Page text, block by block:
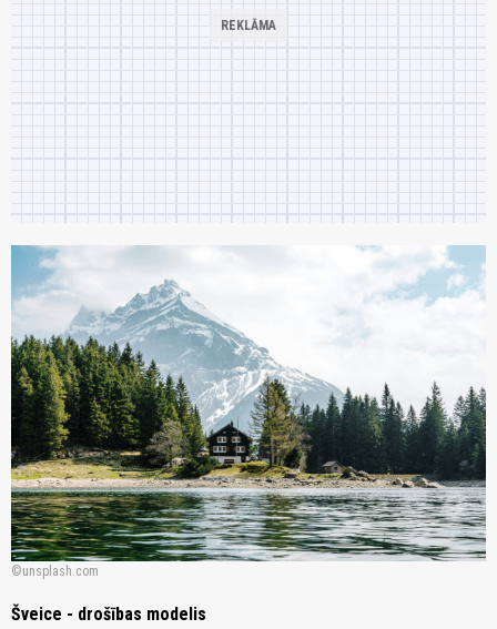
unsplash.com
Šveice - drošības modelis